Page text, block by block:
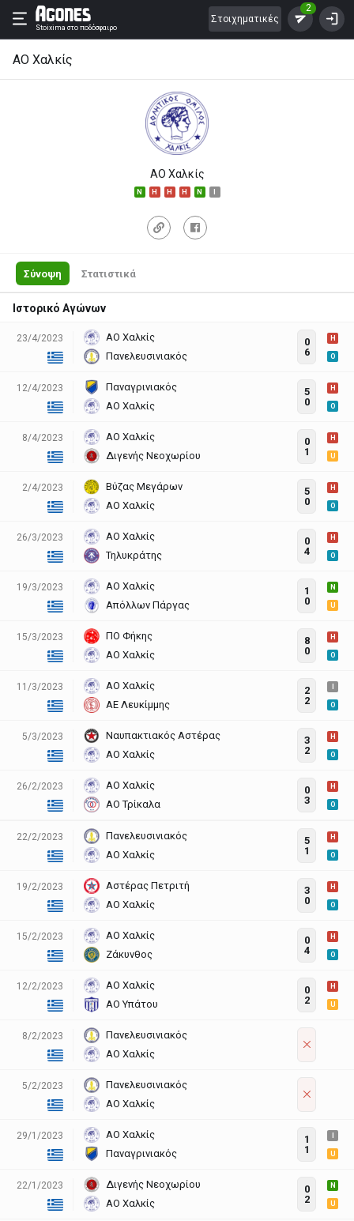
Stoixima στο ποδόσφαιρο
Στοιχηματικές
2
ΑΟ Χαλκίς
ΑΟ Χαλκίς
N H H H N
Σύνοψη Στατιστικά
Ιστορικό Αγώνων
23/4/2023
ΑΟ Χαλκίς
Πανελευσινιακός
0
6
H
O
12/4/2023
Παναγρινιακός
ΑΟ Χαλκίς
5
0
H
O
8/4/2023
ΑΟ Χαλκίς
Διγενής Νεοχωρίου
0
1
H
U
2/4/2023
Βύζας Μεγάρων
ΑΟ Χαλκίς
5
0
H
O
26/3/2023
ΑΟ Χαλκίς
Τηλυκράτης
0
4
H
O
19/3/2023
ΑΟ Χαλκίς
Απόλλων Πάργας
1
0
N
U
15/3/2023
ΠΟ Φήκης
ΑΟ Χαλκίς
8
0
H
O
11/3/2023
ΑΟ Χαλκίς
ΑΕ Λευκίμμης
2
2
O
5/3/2023
Ναυπακτιακός Αστέρας
ΑΟ Χαλκίς
3
2
H
O
26/2/2023
ΑΟ Χαλκίς
ΑΟ Τρίκαλα
0
3
H
O
22/2/2023
Πανελευσινιακός
ΑΟ Χαλκίς
5
1
H
O
19/2/2023
Αστέρας Πετριτή
ΑΟ Χαλκίς
3
0
H
O
15/2/2023
ΑΟ Χαλκίς
Ζάκυνθος
0
4
H
O
12/2/2023
ΑΟ Χαλκίς
ΑΟ Υπάτου
0
2
H
U
8/2/2023
Πανελευσινιακός
ΑΟ Χαλκίς
5/2/2023
Πανελευσινιακός
ΑΟ Χαλκίς
29/1/2023
ΑΟ Χαλκίς
Παναγρινιακός
1
1
U
22/1/2023
Διγενής Νεοχωρίου
ΑΟ Χαλκίς
0
2
N
U